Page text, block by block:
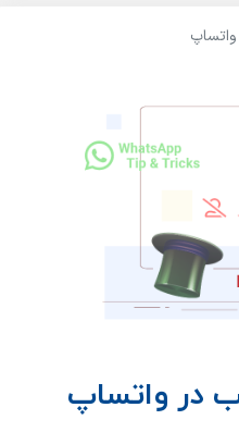
در واتساپ